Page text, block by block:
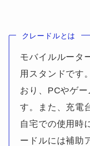
クレードルとは
モバイルルータ
用スタンドです
おり、PCやゲ
す。また、充電
自宅での使用時
ードルには補助